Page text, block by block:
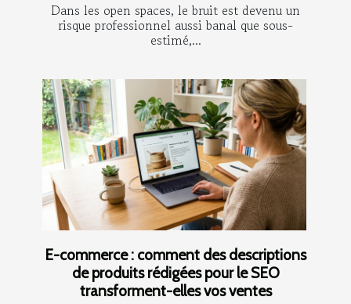
Dans les open spaces, le bruit est devenu un
risque professionnel aussi banal que sous-
estimé,...
E-commerce : comment des descriptions
de produits rédigées pour le SEO
transforment-elles vos ventes